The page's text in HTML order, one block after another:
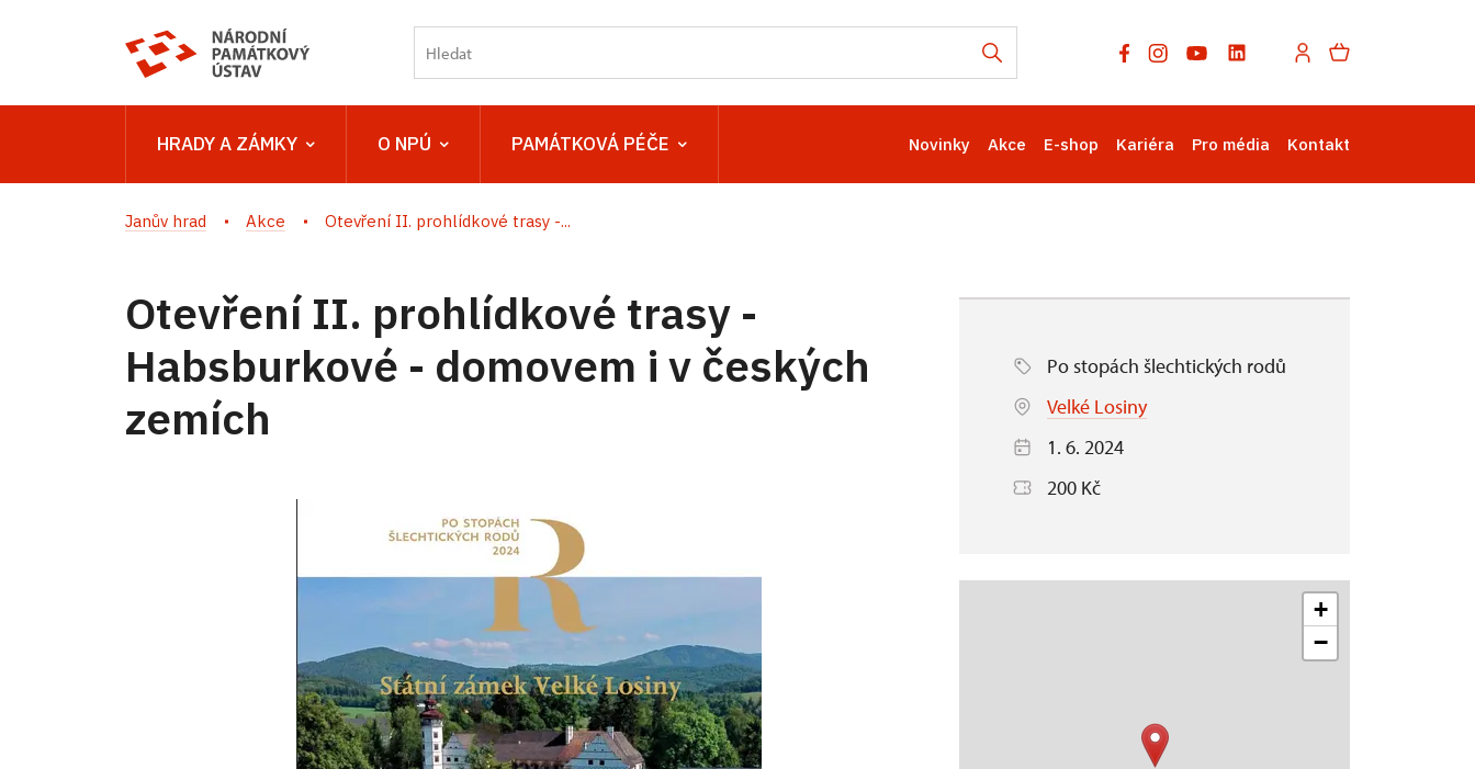
HRADY A ZÁMKY O NPÚ PAMÁTKOVÁ PÉČE Novinky Akce E-shop Kariéra Pro média Kontakt
Janův hrad Akce Otevření II. prohlídkové trasy -...
Otevření II. prohlídkové trasy -
Habsburkové - domovem i v českých
zemích
Po stopách šlechtických rodů
Velké Losiny
1. 6. 2024
200 Kč
+
−